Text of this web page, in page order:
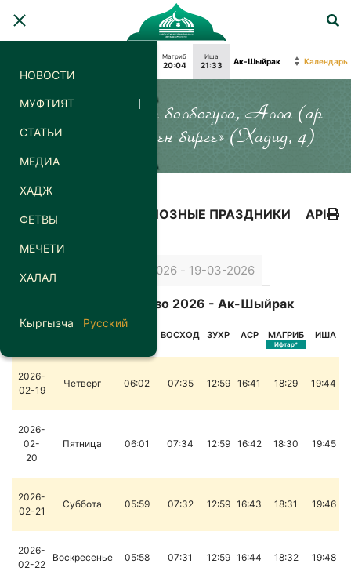
НОВОСТИ
МУФТИЯТ
СТАТЬИ
МЕДИА
ХАДЖ
ФЕТВЫ
МЕЧЕТИ
ХАЛАЛ
Кыргызча Русский
Магриб
20:04
Иша
21:33 Календарь
«Силер кайда гана болбогула, Алла (ар
дайым) силер менен бирге» (Хадид, 4)
КАЛЕНДАРЬ РЕЛИГИОЗНЫЕ ПРАЗДНИКИ API
Календарь Орозо 2026 - Ак-Шыйрак
ВОСХОД ЗУХР АСР МАГРИБ
Ифтар*
ИША
2026-
02-19
Четверг 06:02 07:35 12:59 16:41 18:29 19:44
2026-
02-
20
Пятница 06:01 07:34 12:59 16:42 18:30 19:45
2026-
02-21
Суббота 05:59 07:32 12:59 16:43 18:31 19:46
2026-
02-22
Воскресенье 05:58 07:31 12:59 16:44 18:32 19:48